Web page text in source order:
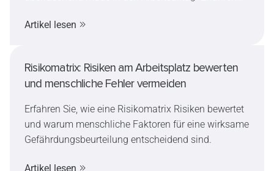
ist, welche Auswirkungen sie auf die
Artikel lesen
Risikomatrix: Risiken am Arbeitsplatz bewerten
und menschliche Fehler vermeiden
Erfahren Sie, wie eine Risikomatrix Risiken bewertet
und warum menschliche Faktoren für eine wirksame
Gefährdungsbeurteilung entscheidend sind.
Artikel lesen